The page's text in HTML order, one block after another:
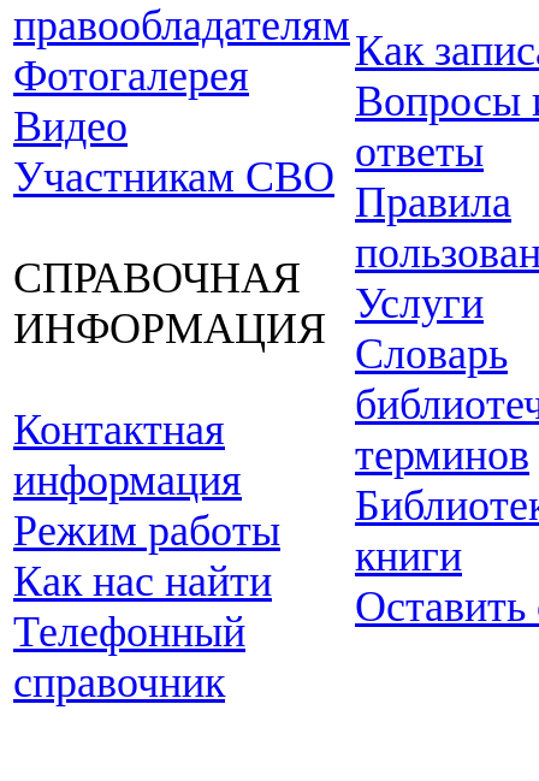
правообладателям
Фотогалерея
Видео
Участникам СВО
СПРАВОЧНАЯ
ИНФОРМАЦИЯ
Контактная
информация
Режим работы
Как нас найти
Телефонный
справочник
Как
Вопросы
ответы
Правила
Услуги
Словарь
терминов
книги
Оставить